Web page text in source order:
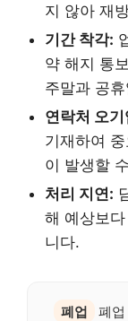
지 않아 재
기간 착각:
약 해지 통
주말과 공
연락처 오기
기재하여
이 발생할
처리 지연:
해 예상보
니다.
폐업
폐